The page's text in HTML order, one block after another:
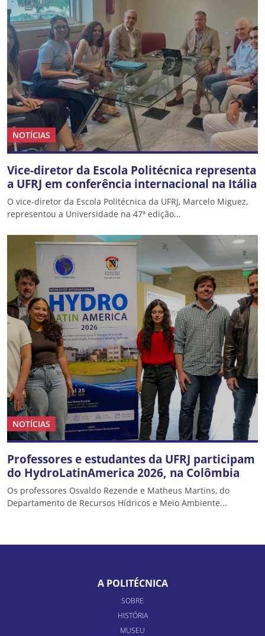
NOTÍCIAS
Vice-diretor da Escola Politécnica representa
a UFRJ em conferência internacional na Itália
O vice-diretor da Escola Politécnica da UFRJ, Marcelo Miguez,
representou a Universidade na 47ª edição...
NOTÍCIAS
Professores e estudantes da UFRJ participam
do HydroLatinAmerica 2026, na Colômbia
Os professores Osvaldo Rezende e Matheus Martins, do
Departamento de Recursos Hídricos e Meio Ambiente...
A POLITÉCNICA
SOBRE
HISTÓRIA
MUSEU